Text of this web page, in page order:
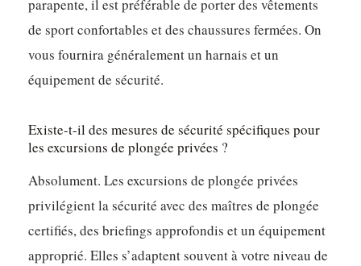
parapente, il est préférable de porter des vêtements
de sport confortables et des chaussures fermées. On
vous fournira généralement un harnais et un
équipement de sécurité.
Existe-t-il des mesures de sécurité spécifiques pour
les excursions de plongée privées ?
Absolument. Les excursions de plongée privées
privilégient la sécurité avec des maîtres de plongée
certifiés, des briefings approfondis et un équipement
approprié. Elles s’adaptent souvent à votre niveau de